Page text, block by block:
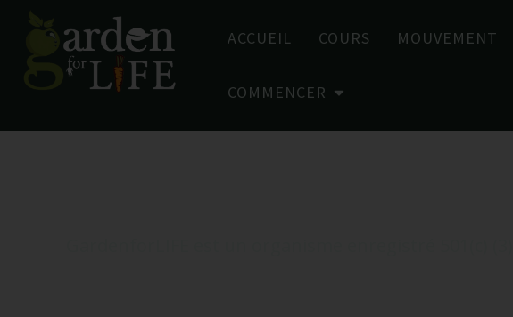
ACCUEIL COURS MOUVEMENT
COMMENCER